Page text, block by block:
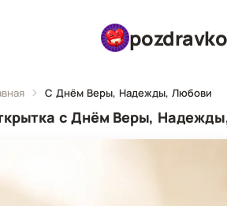
pozdravko
С Днём Веры, Надежды, Любови
с Днём Веры,